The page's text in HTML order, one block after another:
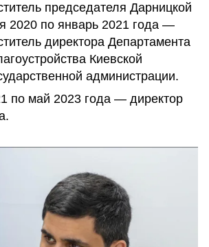
председателя Дарницкой
2020 по январь 2021 года —
директора Департамента
Киевской
администрации.
по май 2023 года — директор